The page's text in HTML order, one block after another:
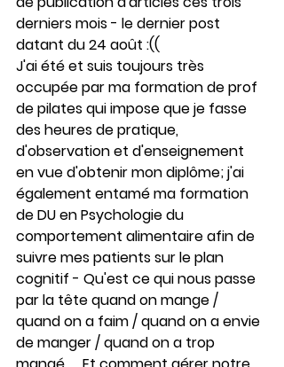
derniers mois - le dernier post
datant du 24 août :((
J'ai été et suis toujours très
occupée par ma formation de prof
de pilates qui impose que je fasse
des heures de pratique,
d'observation et d'enseignement
en vue d'obtenir mon diplôme; j'ai
également entamé ma formation
de DU en Psychologie du
comportement alimentaire afin de
suivre mes patients sur le plan
cognitif - Qu'est ce qui nous passe
par la tête quand on mange /
quand on a faim / quand on a envie
de manger / quand on a trop